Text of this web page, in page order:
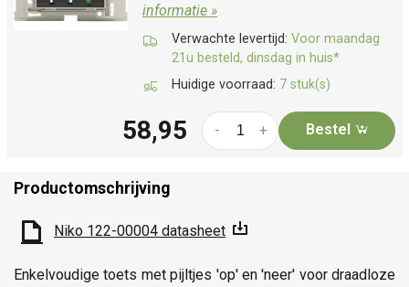
informatie »
Verwachte levertijd: Voor maandag
21u besteld, dinsdag in huis*
Huidige voorraad: 7 stuk(s)
58,95 +
- Bestel
Productomschrijving
Niko 122-00004 datasheet
Enkelvoudige toets met pijltjes 'op' en 'neer' voor draadloze